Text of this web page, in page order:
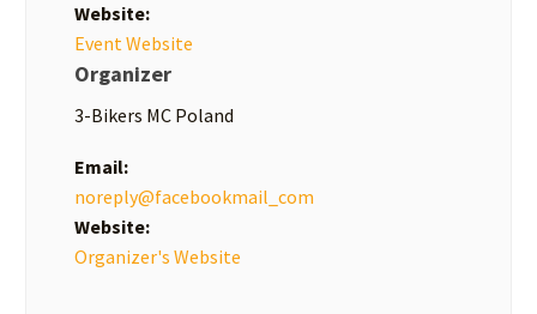
Website:
Event Website
Organizer
3-Bikers MC Poland
Email:
noreply@facebookmail_com
Website:
Organizer's Website